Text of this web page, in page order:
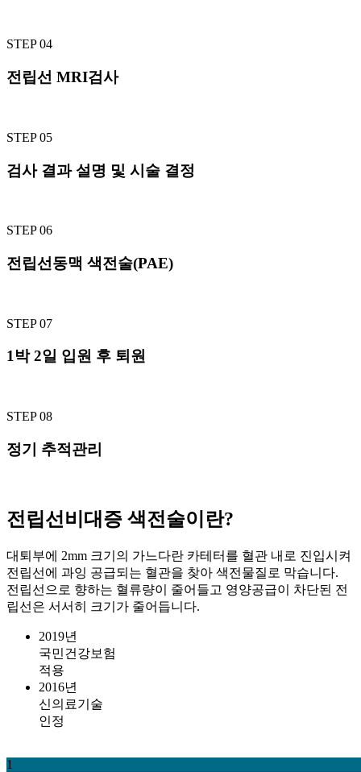
STEP 04
전립선 MRI검사
STEP 05
검사 결과 설명 및 시술 결정
STEP 06
전립선동맥 색전술(PAE)
STEP 07
1박 2일 입원 후 퇴원
STEP 08
정기 추적관리
전립선비대증 색전술이란?
대퇴부에 2mm 크기의 가느다란 카테터를 혈관 내로 진입시켜
전립선에 과잉 공급되는 혈관을 찾아 색전물질로 막습니다.
전립선으로 향하는 혈류량이 줄어들고 영양공급이 차단된 전
립선은 서서히 크기가 줄어듭니다.
2019년
국민건강보험
적용
2016년
신의료기술
인정
1